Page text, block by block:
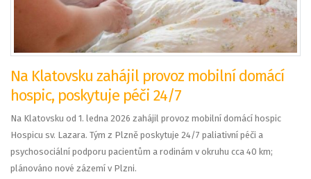
Na Klatovsku zahájil provoz mobilní domácí
hospic, poskytuje péči 24/7
Na Klatovsku od 1. ledna 2026 zahájil provoz mobilní domácí hospic
Hospicu sv. Lazara. Tým z Plzně poskytuje 24/7 paliativní péči a
psychosociální podporu pacientům a rodinám v okruhu cca 40 km;
plánováno nové zázemí v Plzni.